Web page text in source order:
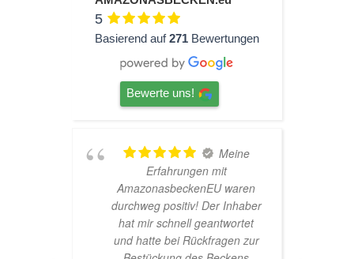
5
Basierend auf271 Bewertungen
Bewerte uns!
TOP
Hardscape im Laden und
sehr nette Beratung! Ich bin
super Glücklich mit meinem
Beståbecken